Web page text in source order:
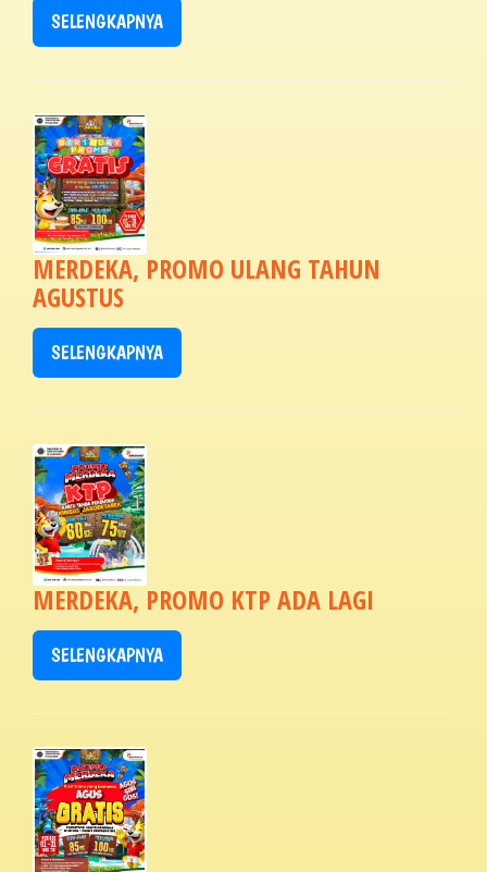
SELENGKAPNYA
MERDEKA, PROMO ULANG TAHUN
AGUSTUS
SELENGKAPNYA
MERDEKA, PROMO KTP ADA LAGI
SELENGKAPNYA